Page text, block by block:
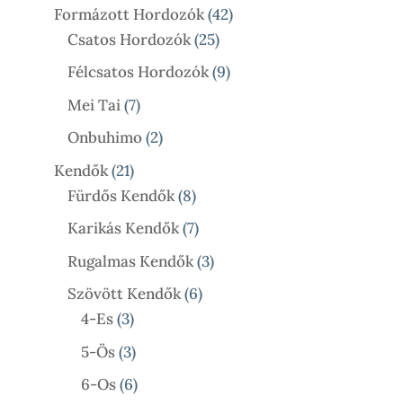
Termék
Formázott Hordozók 4242
Csatos Hordozók 2525
Termék
Félcsatos Hordozók 99
Mei Tai 77
Termék
Onbuhimo 22
Kendők 2121
Termék
Fürdős Kendők 88
Termék
Karikás Kendők 77
Termék
Rugalmas Kendők 33
Szövött Kendők 66
4-Es 33
Termék
5-Ös 33
Termék
6-Os 66